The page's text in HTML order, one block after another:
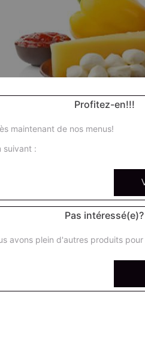
Salade du chef
Salade verte, tomates, jambon,
Salade royale
Profitez-en!!!
maintenant de nos menus!
suivant :
Pas intéressé(e)?
avons plein d'autres produits pour